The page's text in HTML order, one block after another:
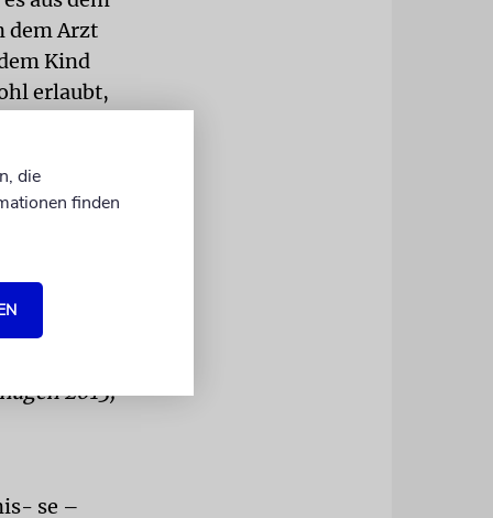
dem Arzt
Kind
erlaubt,
zu
mit ins
das
2013,
se –
die
finden